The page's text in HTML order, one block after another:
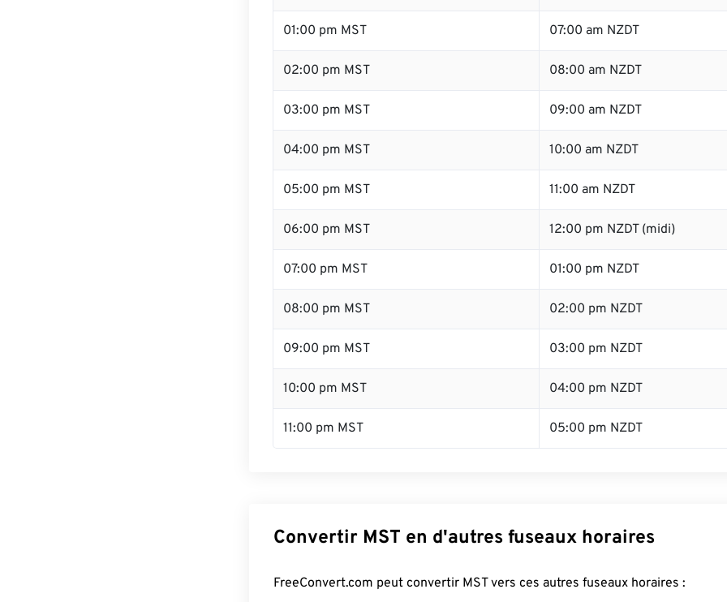
01:00 pm MST 07:00 am NZDT
02:00 pm MST 08:00 am NZDT
03:00 pm MST 09:00 am NZDT
04:00 pm MST 10:00 am NZDT
05:00 pm MST 11:00 am NZDT
06:00 pm MST 12:00 pm NZDT (midi)
07:00 pm MST 01:00 pm NZDT
08:00 pm MST 02:00 pm NZDT
09:00 pm MST 03:00 pm NZDT
10:00 pm MST 04:00 pm NZDT
11:00 pm MST 05:00 pm NZDT
Convertir MST en d'autres fuseaux horaires
FreeConvert.com peut convertir MST vers ces autres fuseaux horaires :